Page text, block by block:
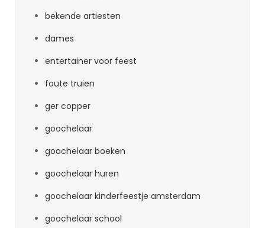
bekende artiesten
dames
entertainer voor feest
foute truien
ger copper
goochelaar
goochelaar boeken
goochelaar huren
goochelaar kinderfeestje amsterdam
goochelaar school